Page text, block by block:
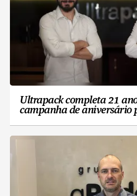
Ultrapack completa 21
campanha de aniversário